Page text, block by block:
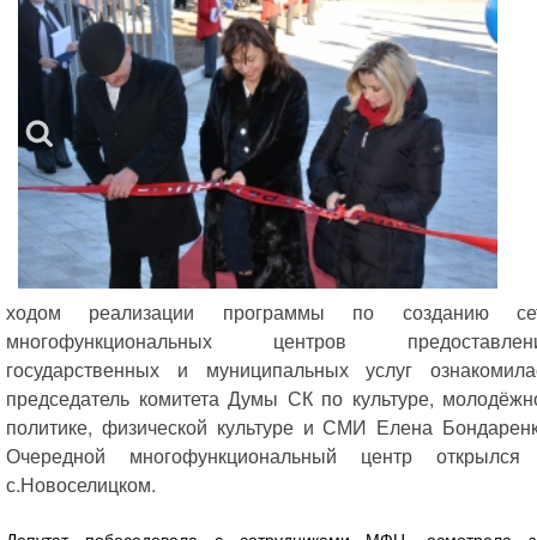
ходом реализации программы по созданию
многофункциональных центров
государственных и муниципальных услуг
председатель комитета Думы СК по культуре,
политике, физической культуре и СМИ Елена
Очередной многофункциональный центр
с.Новоселицком.